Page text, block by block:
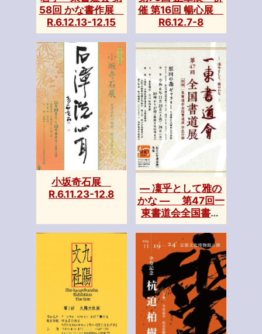
58回 かな書作展
R.6.12.13-12.15
催 第16回 暢心展
R6.12.7-8
小坂奇石展
R.6.11.23-12.8
― 凜乎として雅の
かな ― 第47回一
東書道会全国書道
展 R.6.11.23-24